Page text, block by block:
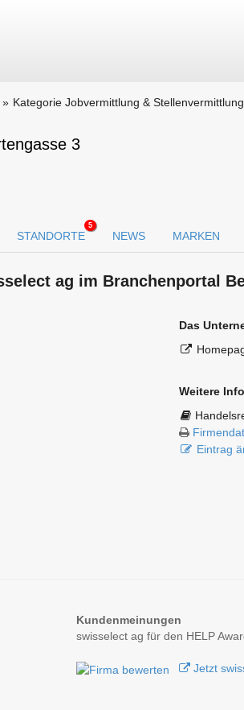
Kategorie Jobvermittlung & Stellenvermittlung
3
STANDORTE
5
NEWS MARKEN
ag im Branchen­portal
Das
Weitere
Eintrag
Kundenmeinungen
swisselect ag für den HELP
Jetzt